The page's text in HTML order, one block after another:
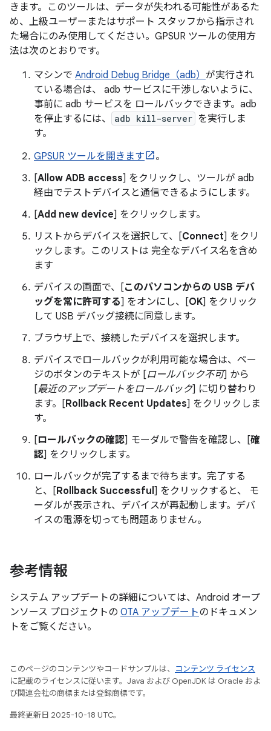
きます。このツールは、データが失われる可能性があるた
め、上級ユーザーまたはサポート スタッフから指示され
た場合にのみ使用してください。GPSUR ツールの使用方
法は次のとおりです。
マシンで Android Debug Bridge（adb） が実行され
ている場合は、 adb サービスに干渉しないように、
事前に adb サービスを ロールバックできます。adb
を停止するには、
adb kill-server を実行しま
す。
GPSUR ツールを開きます
。
[Allow ADB access] をクリックし、ツールが adb
経由でテストデバイスと通信できるようにします。
[Add new device] をクリックします。
リストからデバイスを選択して、[Connect] をクリ
ックします。このリストは 完全なデバイス名を含め
ます
デバイスの画面で、[このパソコンからの USB デバ
ッグを常に許可する] をオンにし、[OK] をクリック
して USB デバッグ接続に同意します。
ブラウザ上で、接続したデバイスを選択します。
デバイスでロールバックが利用可能な場合は、ペー
ジのボタンのテキストが [ロールバック不可] から
[最近のアップデートをロールバック] に切り替わり
ます。[Rollback Recent Updates] をクリックしま
す。
[ロールバックの確認] モーダルで警告を確認し、[確
認] をクリックします。
ロールバックが完了するまで待ちます。完了する
と、[Rollback Successful] をクリックすると、 モ
ーダルが表示され、デバイスが再起動します。デバ
イスの電源を切っても問題ありません。
参考情報
システム アップデートの詳細については、Android オープ
ンソース プロジェクトの OTA アップデートのドキュメン
トをご覧ください。
このページのコンテンツやコードサンプルは、
コンテンツ ライセンス
に記載のライセンスに従います。Java および OpenJDK は Oracle およ
び関連会社の商標または登録商標です。
最終更新日 2025-10-18 UTC。